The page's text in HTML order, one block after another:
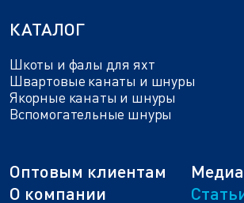
КАТАЛОГ
Шкоты и фалы для яхт
Швартовые канаты и шнуры
Якорные канаты и шнуры
Вспомогательные шнуры
Оптовым клиентам
О компании